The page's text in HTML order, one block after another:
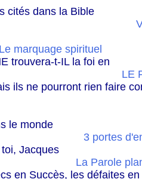
Le marquage spirituel
LE
3 portes
La Parole